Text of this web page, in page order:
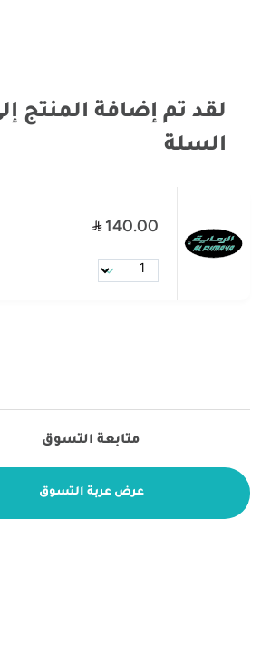
لقد تم إضافة المنتج
السلة
140.00
متابعة التسوق
عرض عربة التسوق